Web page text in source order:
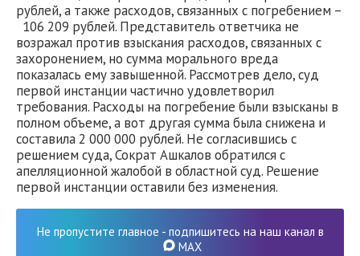
рублей, а также расходов, связанных с погребением –
106 209 рублей. Представитель ответчика не
возражал против взыскания расходов, связанных с
захоронением, но сумма морального вреда
показалась ему завышенной. Рассмотрев дело, суд
первой инстанции частично удовлетворил
требования. Расходы на погребение были взысканы в
полном объеме, а вот другая сумма была снижена и
составила 2 000 000 рублей. Не согласившись с
решением суда, Сократ Ашкалов обратился с
апелляционной жалобой в областной суд. Решение
первой инстанции оставили без изменения.
Не пропустите главное - подпишитесь на наш канал в
MAX